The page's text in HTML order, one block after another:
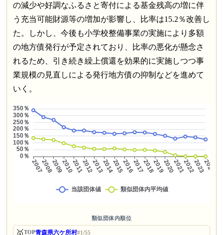
の減少や好調なふるさと寄付による基金残高の増に伴
う充当可能財源等の増加が影響し、比率は15.2％改善し
た。しかし、今後も小学校整備事業の実施により多額
の地方債発行が予定されており、比率の悪化が懸念さ
れるため、引き続き繰上償還を効果的に実施しつつ事
業規模の見直しによる発行地方債の抑制などを進めて
いく。
類似団体内順位
🥇TOP青森県六ケ所村#1/55